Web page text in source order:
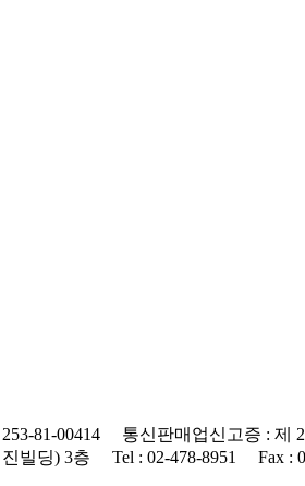
81-00414 통신판매업신고증 : 제
빌딩) 3층 Tel : 02-478-8951 Fax :